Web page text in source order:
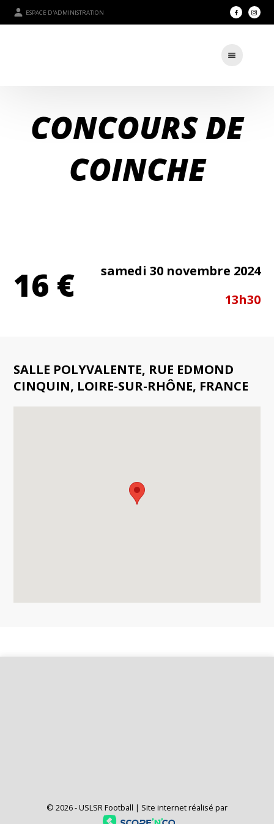
ESPACE D'ADMINISTRATION
CONCOURS DE
COINCHE
16 €
samedi 30 novembre 2024
13h30
SALLE POLYVALENTE, RUE EDMOND
CINQUIN, LOIRE-SUR-RHÔNE, FRANCE
© 2026 - USLSR Football | Site internet réalisé par